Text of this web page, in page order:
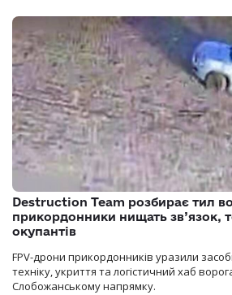
Destruction Team розбирає тил
прикордонники нищать зв’язок,
окупантів
FPV-дрони прикордонників уразили
техніку, укриття та логістичний хаб
Слобожанському напрямку.